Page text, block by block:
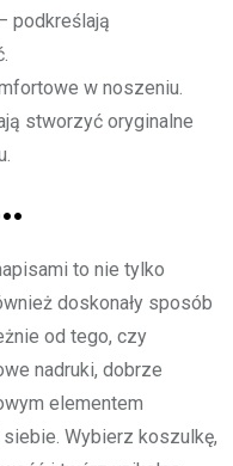
podkreślają
w noszeniu.
stworzyć oryginalne
to nie tylko
doskonały sposób
od tego, czy
nadruki, dobrze
elementem
Wybierz koszulkę,